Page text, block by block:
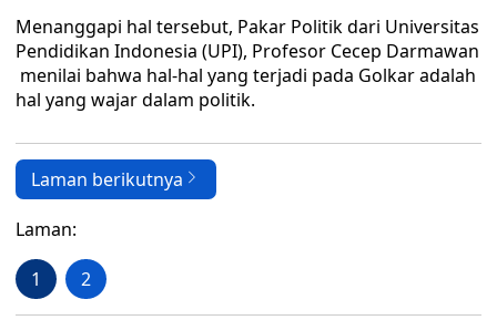
Menanggapi hal tersebut, Pakar Politik dari Universitas
Pendidikan Indonesia (UPI), Profesor Cecep Darmawan
menilai bahwa hal-hal yang terjadi pada Golkar adalah
hal yang wajar dalam politik.
Laman berikutnya
Laman:
1 2